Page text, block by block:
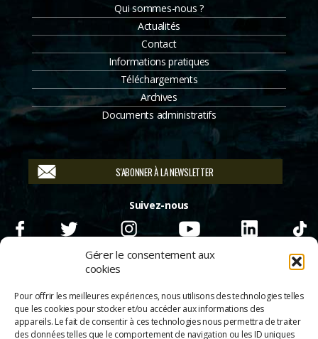
Gérer le consentement aux
cookies
Pour offrir les meilleures expériences, nous utilisons des technologies telles
que les cookies pour stocker et/ou accéder aux informations des
appareils. Le fait de consentir à ces technologies nous permettra de traiter
des données telles que le comportement de navigation ou les ID uniques
Qui sommes-nous ?
Actualités
Contact
Informations pratiques
Téléchargements
Archives
Documents administratifs
S'ABONNER À LA NEWSLETTER
Suivez-nous